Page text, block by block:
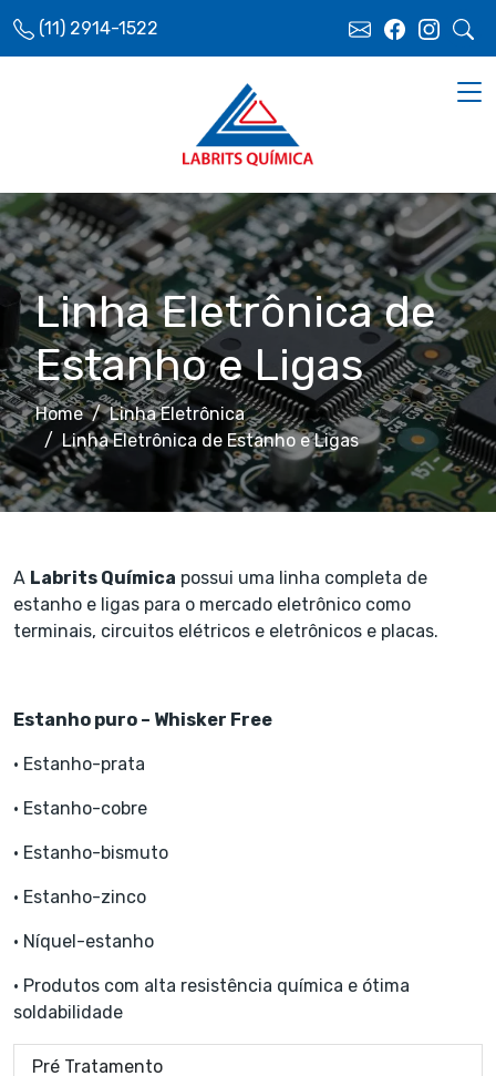
(11) 2914-1522
Linha Eletrônica de
Estanho e Ligas
Home
Linha Eletrônica
Linha Eletrônica de Estanho e Ligas
A Labrits Química possui uma linha completa de
estanho e ligas para o mercado eletrônico como
terminais, circuitos elétricos e eletrônicos e placas.
Estanho puro – Whisker Free
• Estanho-prata
• Estanho-cobre
• Estanho-bismuto
• Estanho-zinco
• Níquel-estanho
• Produtos com alta resistência química e ótima
soldabilidade
Pré Tratamento